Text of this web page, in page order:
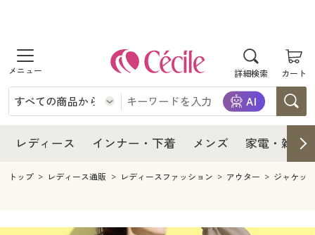
詳細検索 カート
商品を探す
レディース
レディースファッション
インナー・下着
インナー・下着通販すべて
メンズ
レディース インナー・下着 メンズ 家電・雑貨
レディース
レディース通販すべて
レディースファッション
インナー・下着
インナー・下着通販すべて
メンズ
トップ レディース通販 レディースファッション アウター ジャケッ